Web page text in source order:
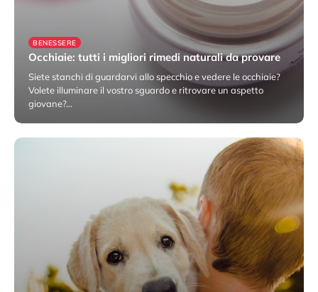
BENESSERE
Occhiaie: tutti i migliori rimedi naturali da provare
Siete stanchi di guardarvi allo specchio e vedere le occhiaie?
Volete illuminare il vostro sguardo e ritrovare un aspetto
giovane?…
23 Giugno 2023